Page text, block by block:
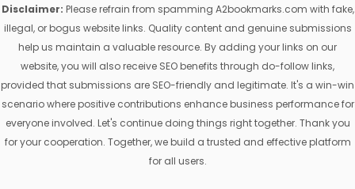
Disclaimer: Please refrain from spamming A2bookmarks.com with fake,
illegal, or bogus website links. Quality content and genuine submissions
help us maintain a valuable resource. By adding your links on our
website, you will also receive SEO benefits through do-follow links,
provided that submissions are SEO-friendly and legitimate. It's a win-win
scenario where positive contributions enhance business performance for
everyone involved. Let's continue doing things right together. Thank you
for your cooperation. Together, we build a trusted and effective platform
for all users.